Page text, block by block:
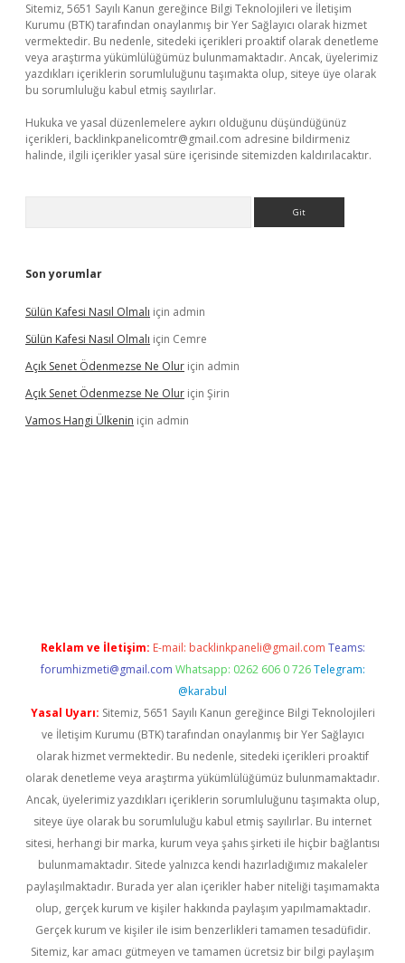
Sitemiz, 5651 Sayılı Kanun gereğince Bilgi Teknolojileri ve İletişim
Kurumu (BTK) tarafından onaylanmış bir Yer Sağlayıcı olarak hizmet
vermektedir. Bu nedenle, sitedeki içerikleri proaktif olarak denetleme
veya araştırma yükümlülüğümüz bulunmamaktadır. Ancak, üyelerimiz
yazdıkları içeriklerin sorumluluğunu taşımakta olup, siteye üye olarak
bu sorumluluğu kabul etmiş sayılırlar.
Hukuka ve yasal düzenlemelere aykırı olduğunu düşündüğünüz
içerikleri, backlinkpanelicomtr@gmail.com adresine bildirmeniz
halinde, ilgili içerikler yasal süre içerisinde sitemizden kaldırılacaktır.
Son yorumlar
Sülün Kafesi Nasıl Olmalı için admin
Sülün Kafesi Nasıl Olmalı için Cemre
Açık Senet Ödenmezse Ne Olur için admin
Açık Senet Ödenmezse Ne Olur için Şirin
Vamos Hangi Ülkenin için admin
Reklam ve İletişim: E-mail: backlinkpaneli@gmail.com Teams:
forumhizmeti@gmail.com Whatsapp: 0262 606 0 726 Telegram:
@karabul
Yasal Uyarı: Sitemiz, 5651 Sayılı Kanun gereğince Bilgi Teknolojileri
ve İletişim Kurumu (BTK) tarafından onaylanmış bir Yer Sağlayıcı
olarak hizmet vermektedir. Bu nedenle, sitedeki içerikleri proaktif
olarak denetleme veya araştırma yükümlülüğümüz bulunmamaktadır.
Ancak, üyelerimiz yazdıkları içeriklerin sorumluluğunu taşımakta olup,
siteye üye olarak bu sorumluluğu kabul etmiş sayılırlar. Bu internet
sitesi, herhangi bir marka, kurum veya şahıs şirketi ile hiçbir bağlantısı
bulunmamaktadır. Sitede yalnızca kendi hazırladığımız makaleler
paylaşılmaktadır. Burada yer alan içerikler haber niteliği taşımamakta
olup, gerçek kurum ve kişiler hakkında paylaşım yapılmamaktadır.
Gerçek kurum ve kişiler ile isim benzerlikleri tamamen tesadüfidir.
Sitemiz, kar amacı gütmeyen ve tamamen ücretsiz bir bilgi paylaşım